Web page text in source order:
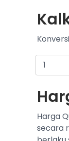
Harga
secara